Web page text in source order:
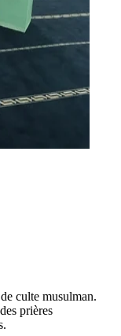
culte musulman.
prières